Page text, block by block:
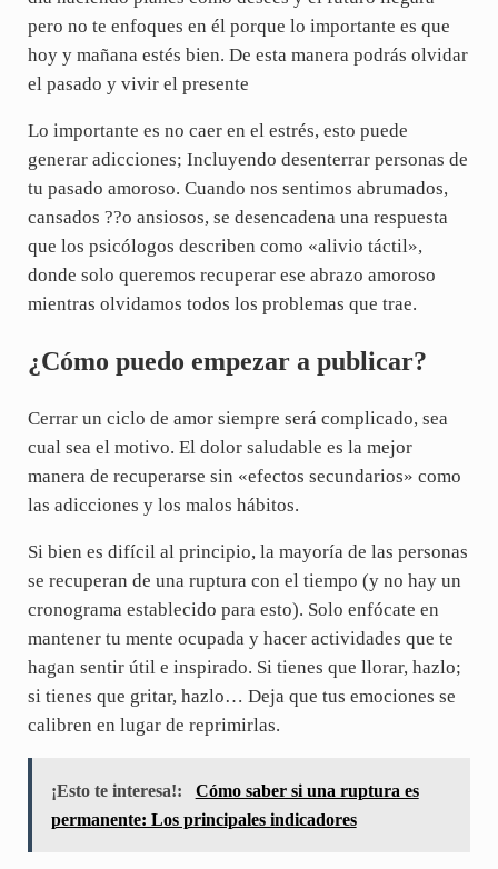
pero no te enfoques en él porque lo importante es que
hoy y mañana estés bien. De esta manera podrás olvidar
el pasado y vivir el presente
Lo importante es no caer en el estrés, esto puede
generar adicciones; Incluyendo desenterrar personas de
tu pasado amoroso. Cuando nos sentimos abrumados,
cansados ??o ansiosos, se desencadena una respuesta
que los psicólogos describen como «alivio táctil»,
donde solo queremos recuperar ese abrazo amoroso
mientras olvidamos todos los problemas que trae.
¿Cómo puedo empezar a publicar?
Cerrar un ciclo de amor siempre será complicado, sea
cual sea el motivo. El dolor saludable es la mejor
manera de recuperarse sin «efectos secundarios» como
las adicciones y los malos hábitos.
Si bien es difícil al principio, la mayoría de las personas
se recuperan de una ruptura con el tiempo (y no hay un
cronograma establecido para esto). Solo enfócate en
mantener tu mente ocupada y hacer actividades que te
hagan sentir útil e inspirado. Si tienes que llorar, hazlo;
si tienes que gritar, hazlo… Deja que tus emociones se
calibren en lugar de reprimirlas.
¡Esto te interesa!:
Cómo saber si una ruptura es
permanente: Los principales indicadores